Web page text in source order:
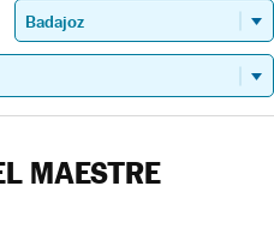
MAESTRE